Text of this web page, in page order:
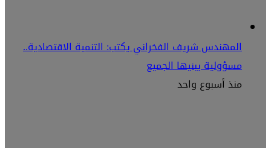
المهندس شريف الفخراني يكتب: التنمية الاقتصادية..
مسؤولية يبنيها الجميع
منذ أسبوع واحد